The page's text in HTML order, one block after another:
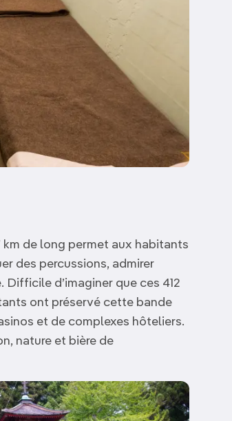
km de long permet aux habitants
des percussions, admirer
d’imaginer que ces 412
ont préservé cette bande
et de complexes hôteliers.
nature et bière de